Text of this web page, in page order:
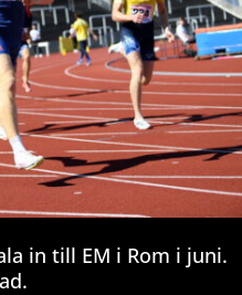
in till EM i Rom i juni.